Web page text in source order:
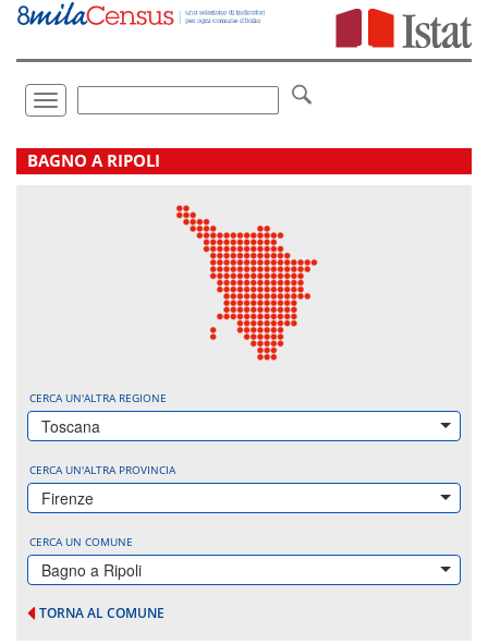
Vai
direttamente
Toggle
navigation
.
BAGNO A RIPOLI
CERCA UN'ALTRA REGIONE
Toscana
CERCA UN'ALTRA PROVINCIA
Firenze
CERCA UN COMUNE
Bagno a Ripoli
TORNA AL COMUNE